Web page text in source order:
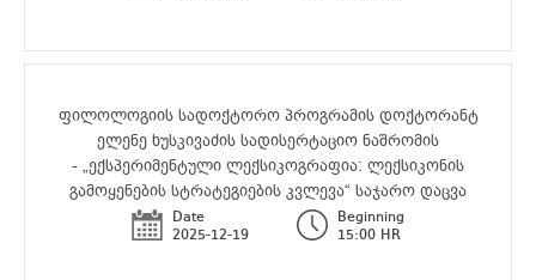
ფილოლოგიის სადოქტორო პროგრამის დოქტორანტ
ელენე ხუსკივაძის სადისერტაციო ნაშრომის
- „ექსპერიმენტული ლექსიკოგრაფია: ლექსიკონის
გამოყენების სტრატეგიების კვლევა“ საჯარო დაცვა
Date
2025-12-19
Beginning
15:00 HR